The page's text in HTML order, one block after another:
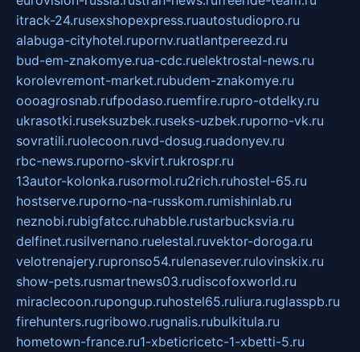
itrack-24.rusexshopexpress.ruautostudiopro.ru
alabuga-cityhotel.rupornv.ruatlantpereezd.ru
bud-em-znakomye.rua-cdc.ruelektrostal-news.ru
korolevremont-market.rubudem-znakomye.ru
oooagrosnab.rufpodaso.ruemfire.rupro-otdelky.ru
ukrasotki.ruseksuzbek.ruseks-uzbek.ruporno-vk.ru
sovratili.ruolecoon.ruvd-dosug.ruadonyev.ru
rbc-news.ruporno-skvirt.rukrospr.ru
13autor-kolonka.rusormol.ru2rich.ruhostel-65.ru
hostserve.ruporno-na-russkom.rumishinlab.ru
neznobi.rubigfatcc.ruhabble.rustarbucksvia.ru
delfinet.rusilvernano.ruelestal.ruvektor-doroga.ru
velotrenajery.rupronso54.rulenasever.rulovinskix.ru
show-pets.rusmartnews03.rudiscofoxworld.ru
miraclecoon.rupongup.ruhostel65.ruliura.ruglasspb.ru
firehunters.rugribowo.rugnalis.rubulkitula.ru
hometown-france.ru1-xbeticricetc-1-xbetti-5.ru